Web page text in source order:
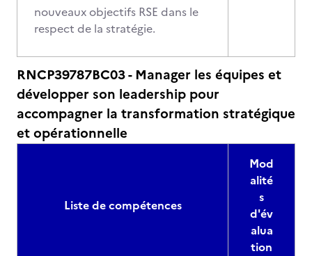
nouveaux objectifs RSE dans le
respect de la stratégie.
RNCP39787BC03 - Manager les équipes et
développer son leadership pour
accompagner la transformation stratégique
et opérationnelle
Liste de compétences
Mod
alité
s
d'év
alua
tion